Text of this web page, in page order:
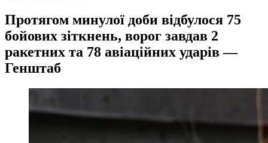
Протягом минулої доби відбулося 75
бойових зіткнень, ворог завдав 2
ракетних та 78 авіаційних ударів —
Генштаб